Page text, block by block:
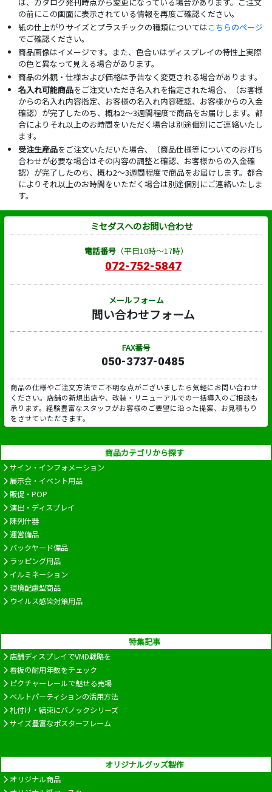
の前にこの画面に表示されている情報を再度ご確認ください。
紙の仕上がりサイズとプラスチックの種類についてはこちらのページ
でご確認ください。
商品画像はイメージです。また、色合いはディスプレイの特性上実際
の色と異なって見える場合があります。
商品の外観・仕様および価格は予告なく変更される場合があります。
名入れ可能商品をご注文いただき名入れを指定された場合、（お客様
からの名入れ内容指定、お客様の名入れ内容確認、お客様からの入金
確認）が完了したのち、概ね2～3週間程度で商品をお届けします。都
合によりそれ以上のお時間をいただく場合は別途個別にご連絡いたし
ます。
受注生産品をご注文いただいた場合、（商品仕様等についてのお打ち
合わせが必要な場合はその内容の調整と確認、お客様からの入金確
認）が完了したのち、概ね2～3週間程度で商品をお届けします。都合
によりそれ以上のお時間をいただく場合は別途個別にご連絡いたしま
す。
ミセダスへのお問い合わせ
電話番号（平日10時～17時）
072-752-5847
メールフォーム
問い合わせフォーム
FAX番号
050-3737-0485
商品の仕様やご注文方法でご不明な点がございましたら気軽にお問い合わせ
ください。店舗の新規出店や、改装・リニューアルでの一括導入のご相談も
承ります。経験豊富なスタッフがお客様のご要望に沿った提案、お見積もり
をさせていただきます。
商品カテゴリから探す
サイン・インフォメーション
展示会・イベント用品
販促・POP
演出・ディスプレイ
陳列什器
運営備品
バックヤード備品
ラッピング用品
イルミネーション
環境配慮型商品
ウイルス感染対策用品
特集記事
店舗ディスプレイでVMD戦略を
看板の耐用年数をチェック
ピクチャーレールで魅せる売場
ベルトパーティションの活用方法
札付け・結束にバノックシリーズ
サイズ豊富なポスターフレーム
オリジナルグッズ製作
オリジナル商品